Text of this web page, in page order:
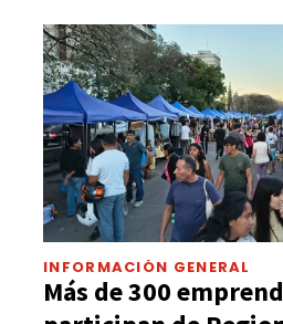
INFORMACIÓN GENERAL
Más de 300